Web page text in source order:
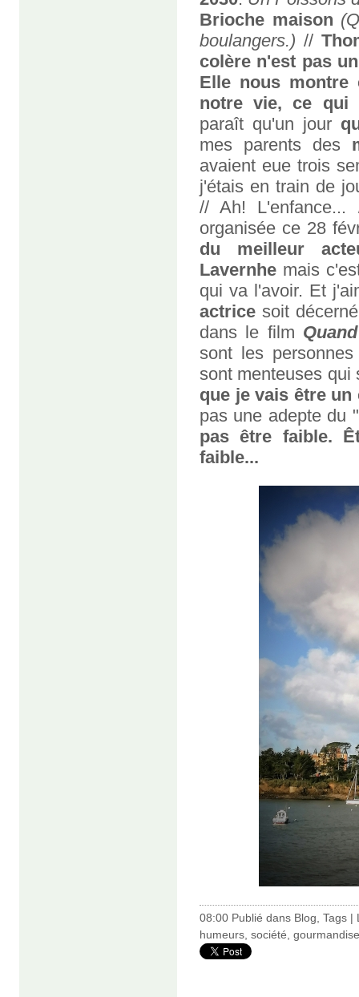
Brioche maison
boulangers.) //
colère n'est pas
Elle nous
notre vie, ce qui
paraît qu'un jour
mes parents des
avaient eue trois
j'étais en train de
// Ah!
organisée ce 28
du meilleur
Lavernhe mais
qui va l'avoir. Et
actrice soit
dans le film
sont les
sont menteuses
que je vais être
pas une adepte du
pas être faible.
faible...
08:00 Publié dans Blog, Tags |
humeurs, société,